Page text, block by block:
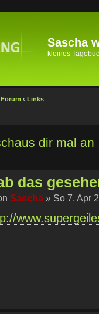
Sascha
kleines
‹ Links
dir mal an
das
Sascha » So 7. Apr